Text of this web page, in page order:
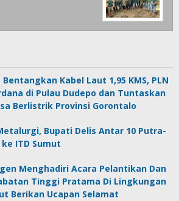
Bentangkan Kabel Laut 1,95 KMS, PLN
di Pulau Dudepo dan Tuntaskan
Berlistrik Provinsi Gorontalo
Bupati Delis Antar 10 Putra-
ITD Sumut
Menghadiri Acara Pelantikan Dan
Tinggi Pratama Di Lingkungan
Berikan Ucapan Selamat